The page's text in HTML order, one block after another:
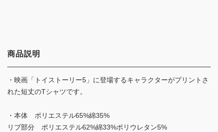
商品説明
・映画「トイストーリー5」に登場するキャラクターがプリントさ
れた短丈のTシャツです。
・本体 ポリエステル65%綿35%
リブ部分 ポリエステル62%綿33%ポリウレタン5%